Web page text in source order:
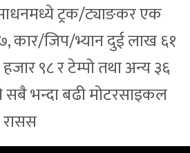
ट्रक/ट्याङकर एक
कार/जिप/भ्यान दुई लाख ६१
९८ र टेम्पो तथा अन्य ३६
सबै भन्दा बढी मोटरसाइकल
रासस